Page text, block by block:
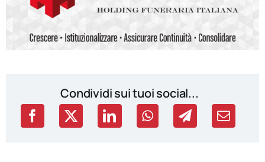
Condividi sui tuoi social...